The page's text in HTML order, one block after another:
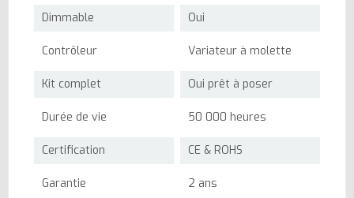
Dimmable Oui
Contrôleur Variateur à molette
Kit complet Oui prêt à poser
Durée de vie 50 000 heures
Certification CE & ROHS
Garantie 2 ans